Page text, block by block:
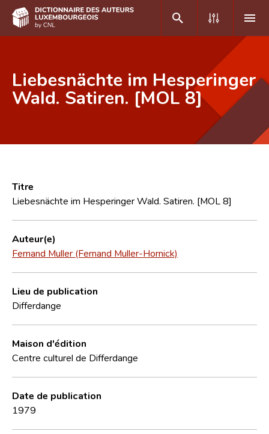
DE
Foire aux questions
CNL
Équipe scientifique
Contact
Liebesnächte im Hesperinger
Wald. Satiren. [MOL 8]
Titre
Liebesnächte im Hesperinger Wald. Satiren. [MOL 8]
Auteur(e)
Fernand Muller (Fernand Muller-Hornick)
Lieu de publication
Differdange
Maison d'édition
Centre culturel de Differdange
Date de publication
1979